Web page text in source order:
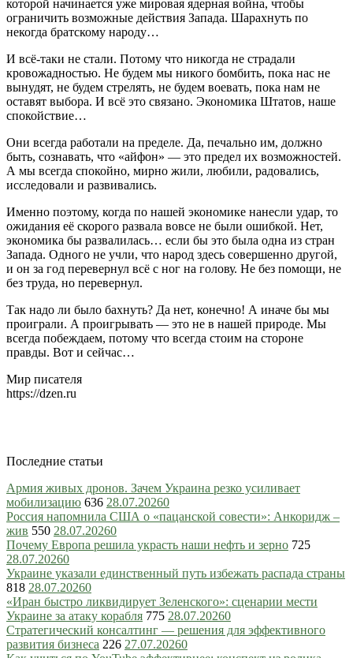
которой начинается уже мировая ядерная война, чтобы
ограничить возможные действия Запада. Шарахнуть по
некогда братскому народу…
И всё-таки не стали. Потому что никогда не страдали
кровожадностью. Не будем мы никого бомбить, пока нас не
вынудят, не будем стрелять, не будем воевать, пока нам не
оставят выбора. И всё это связано. Экономика Штатов, наше
спокойствие…
Они всегда работали на пределе. Да, печально им, должно
быть, сознавать, что «айфон» — это предел их возможностей.
А мы всегда спокойно, мирно жили, любили, радовались,
исследовали и развивались.
Именно поэтому, когда по нашей экономике нанесли удар, то
ожидания её скорого развала вовсе не были ошибкой. Нет,
экономика бы развалилась… если бы это была одна из стран
Запада. Одного не учли, что народ здесь совершенно другой,
и он за год перевернул всё с ног на голову. Не без помощи, не
без труда, но перевернул.
Так надо ли было бахнуть? Да нет, конечно! А иначе бы мы
проиграли. А проигрывать — это не в нашей природе. Мы
всегда побеждаем, потому что всегда стоим на стороне
правды. Вот и сейчас…
Мир писателя
https://dzen.ru
Последние статьи
Армия живых дронов. Зачем Украина резко усиливает
мобилизацию 636 28.07.20260
Россия напомнила США о «пацанской совести»: Анкоридж –
жив 550 28.07.20260
Почему Европа решила украсть наши нефть и зерно 725
28.07.20260
Украине указали единственный путь избежать распада страны
818 28.07.20260
«Иран быстро ликвидирует Зеленского»: сценарии мести
Украине за атаку корабля 775 28.07.20260
Стратегический консалтинг — решения для эффективного
развития бизнеса 226 27.07.20260